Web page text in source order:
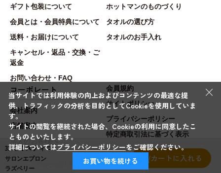
3302ミスティコ
サロンエプロン
ラズベリー
カートに入れる
ギフト包装について
会員とは・会員特典について
送料・お届けについて
キャンセル・返品・交換・ご
返金
お問い合わせ・FAQ
ホットマンのものづくり
タオルの選び方
タオルのお手入れ
コーポレート
会社案内
店舗案内
法人のお客様へ
会員規約
サイトポリシー
プライバシーポリシー
特定商取引法に基づく表示
Copyright © Hotman.Co.,Ltd. All rights reserved.
×
当サイトでは利用体験の向上およびコンテンツの最適な提
供、トラフィックの分析を目的としてCookieを使用していま
す。
サイトの閲覧を継続された場合、Cookieの利用に同意したこ
とものといたします。
詳細についてはプライバシーポリシーをご確認ください。
お買い物を続ける